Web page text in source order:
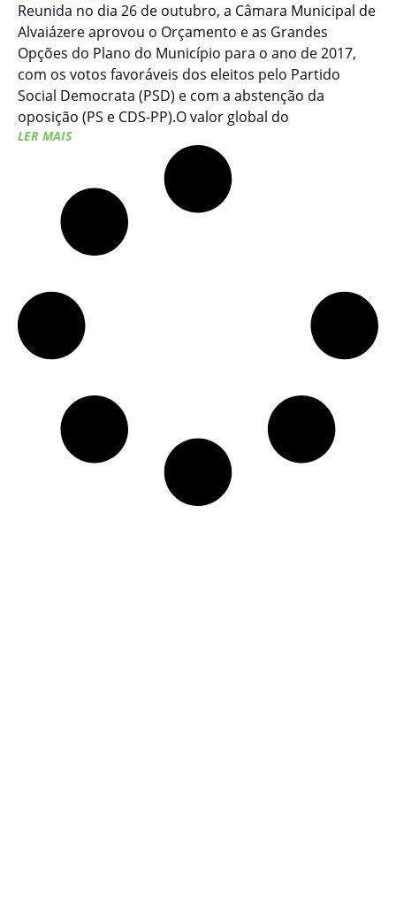
Reunida no dia 26 de outubro, a Câmara Municipal de
Alvaiázere aprovou o Orçamento e as Grandes
Opções do Plano do Município para o ano de 2017,
com os votos favoráveis dos eleitos pelo Partido
Social Democrata (PSD) e com a abstenção da
oposição (PS e CDS-PP).O valor global do
LER MAIS